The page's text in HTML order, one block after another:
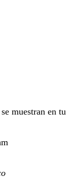
muestran en tu